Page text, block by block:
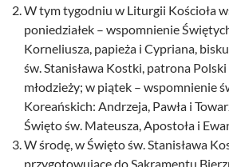
W tym tygodniu w Liturgii Kościoła
poniedziałek – wspomnienie
Korneliusza, papieża i Cypriana,
św. Stanisława Kostki, patrona Polski
młodzieży; w piątek – wspomnienie
Koreańskich: Andrzeja, Pawła i
Święto św. Mateusza, Apostoła i
W środę, w Święto św. Stanisława
przygotowujące do Sakramentu